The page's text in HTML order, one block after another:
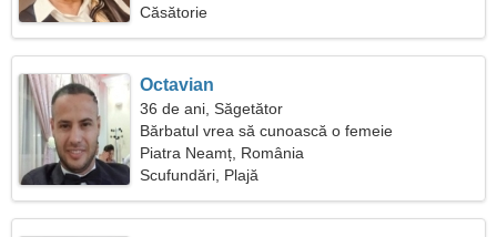
Căsătorie
Octavian
36 de ani, Săgetător
Bărbatul vrea să cunoască o femeie
Piatra Neamț, România
Scufundări, Plajă